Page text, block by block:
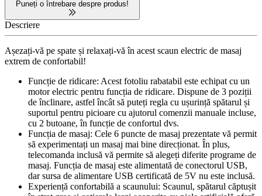
Puneți o întrebare despre produs!
Descriere
Așezați-vă pe spate și relaxați-vă în acest scaun electric de masaj
extrem de confortabil!
Funcție de ridicare: Acest fotoliu rabatabil este echipat cu un
motor electric pentru funcția de ridicare. Dispune de 3 poziții
de înclinare, astfel încât să puteți regla cu ușurință spătarul și
suportul pentru picioare cu ajutorul comenzii manuale incluse,
cu 2 butoane, în funcție de confortul dvs.
Funcția de masaj: Cele 6 puncte de masaj prezentate vă permit
să experimentați un masaj mai bine direcționat. În plus,
telecomanda inclusă vă permite să alegeți diferite programe de
masaj. Funcția de masaj este alimentată de conectorul USB,
dar sursa de alimentare USB certificată de 5V nu este inclusă.
Experiență confortabilă a scaunului: Scaunul, spătarul căptușit